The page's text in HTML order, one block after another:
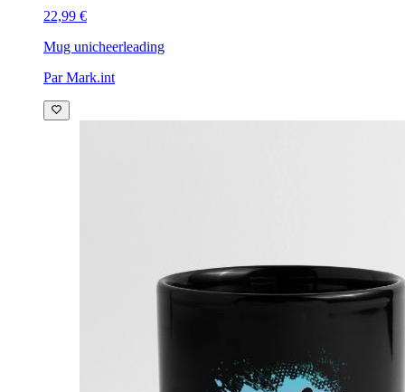
22,99 €
Mug unicheerleading
Par Mark.int